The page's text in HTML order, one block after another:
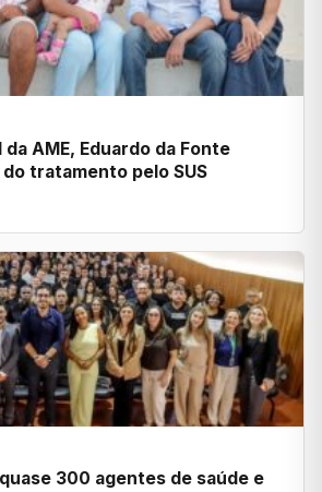
da AME, Eduardo da Fonte
tratamento pelo SUS
300 agentes de saúde e